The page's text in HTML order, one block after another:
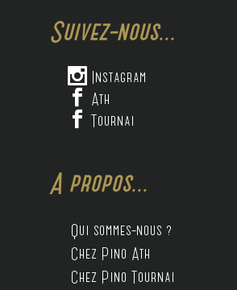
Suivez-nous...
 Instagram
 Ath
 Tournai
A propos...
Qui sommes-nous ?
Chez Pino Ath
Chez Pino Tournai